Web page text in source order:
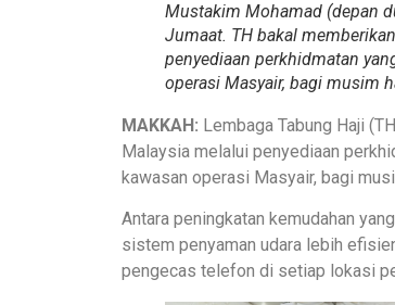
Mustakim Mohamad (depan
Jumaat. TH bakal
penyediaan perkhidmatan
operasi Masyair, bagi musim
MAKKAH: Lembaga Tabung Haji
Malaysia melalui penyediaan
kawasan operasi Masyair, bagi
Antara peningkatan kemudahan
sistem penyaman udara lebih
pengecas telefon di setiap lokasi